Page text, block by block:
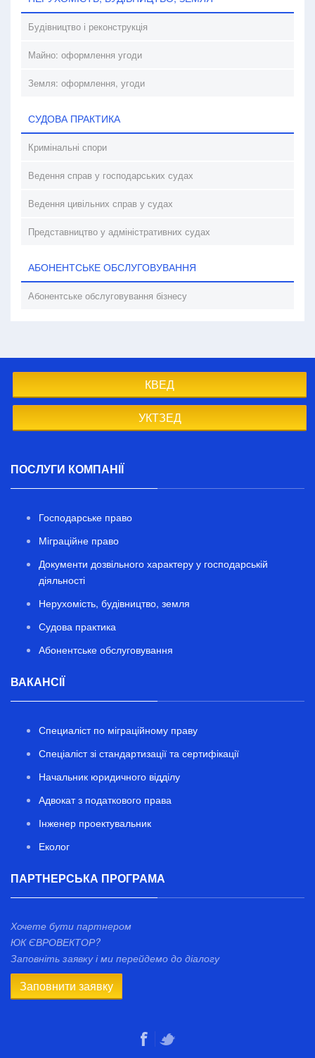
Будівництво і реконструкція
Майно: оформлення угоди
Земля: оформлення, угоди
СУДОВА ПРАКТИКА
Кримінальні спори
Ведення справ у господарських судах
Ведення цивільних справ у судах
Представництво у адміністративних судах
АБОНЕНТСЬКЕ ОБСЛУГОВУВАННЯ
Абонентське обслуговування бізнесу
КВЕД
УКТЗЕД
ПОСЛУГИ КОМПАНІЇ
Господарське право
Міграційне право
Документи дозвільного характеру у господарській
діяльності
Нерухомість, будівництво, земля
Судова практика
Абонентське обслуговування
ВАКАНСІЇ
Специаліст по міграційному праву
Спеціаліст зі стандартизації та сертифікації
Начальник юридичного відділу
Адвокат з податкового права
Інженер проектувальник
Еколог
ПАРТНЕРСЬКА ПРОГРАМА
Хочете бути партнером
ЮК ЄВРОВЕКТОР?
Заповніть заявку і ми перейдемо до діалогу
Заповнити заявку